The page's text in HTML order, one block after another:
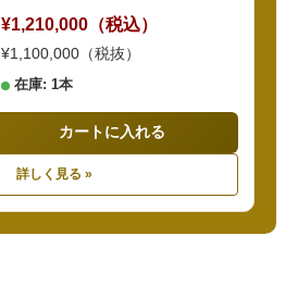
¥1,210,000（税込）
¥1,100,000（税抜）
在庫: 1本
カートに入れる
詳しく見る »